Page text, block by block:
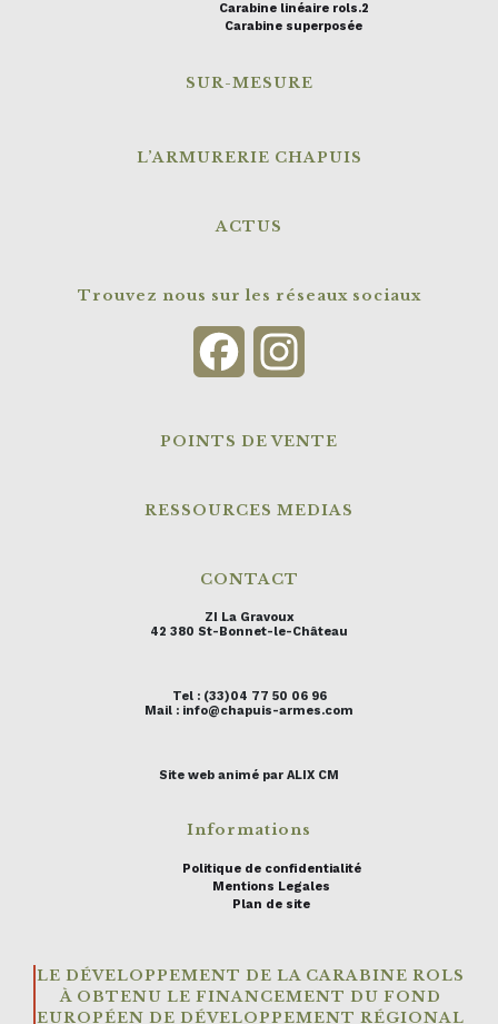
Carabine linéaire rols.2
Carabine superposée
SUR-MESURE
L’ARMURERIE CHAPUIS
ACTUS
Trouvez nous sur les réseaux sociaux
Facebook
POINTS DE VENTE
RESSOURCES MEDIAS
CONTACT
ZI La Gravoux
42 380 St-Bonnet-le-Château
Tel : (33)04 77 50 06 96
Mail : info@chapuis-armes.com
Site web animé par ALIX CM
Informations
Politique de confidentialité
Mentions Legales
Plan de site
LE DÉVELOPPEMENT DE LA CARABINE ROLS
À OBTENU LE FINANCEMENT DU FOND
EUROPÉEN DE DÉVELOPPEMENT RÉGIONAL